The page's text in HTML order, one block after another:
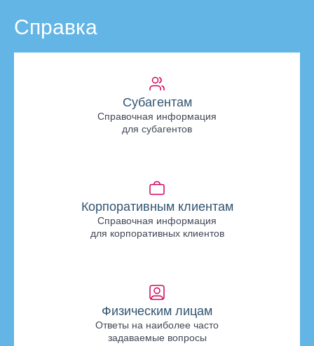
Справка
Субагентам
Справочная информация
для субагентов
Корпоративным клиентам
Справочная информация
для корпоративных клиентов
Физическим лицам
Ответы на наиболее часто
задаваемые вопросы